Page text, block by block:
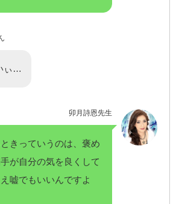
ぃ…
卯月詩恩先生
きっていうのは、褒め
が自分の気を良くして
嘘でもいいんですよ